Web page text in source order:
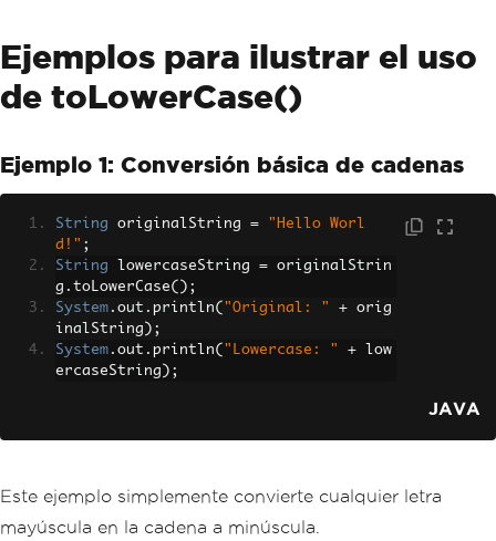
Ejemplos para ilustrar el uso
de toLowerCase()
Ejemplo 1: Conversión básica de cadenas
String originalString =
"Hello Worl
d!" ;
String lowercaseString = originalStrin
g . toLowerCase();
System . out . println( "Original: " + orig
inalString );
System . out . println( "Lowercase: " + low
ercaseString );
JAVA
Este ejemplo simplemente convierte cualquier letra
mayúscula en la cadena a minúscula.